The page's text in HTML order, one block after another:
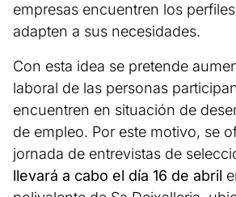
empresas encuentren los
adapten a sus necesidades.
Con esta idea se pretende
laboral de las personas
encuentren en situación de
de empleo. Por este motivo, se
jornada de entrevistas de
llevará a cabo el día 16 de abril